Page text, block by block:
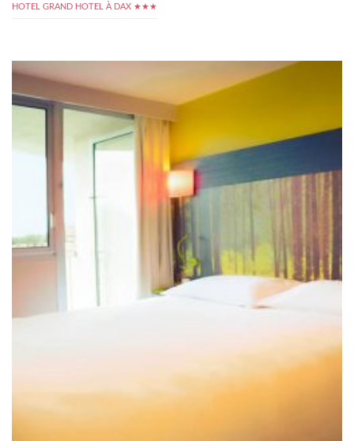
HOTEL GRAND HOTEL À DAX ★★★